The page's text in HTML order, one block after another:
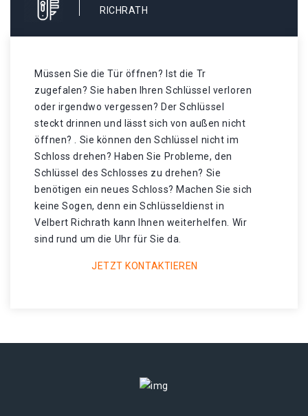
RICHRATH
Müssen Sie die Tür öffnen? Ist die Tr
zugefalen? Sie haben Ihren Schlüssel verloren
oder irgendwo vergessen? Der Schlüssel
steckt drinnen und lässt sich von außen nicht
öffnen? . Sie können den Schlüssel nicht im
Schloss drehen? Haben Sie Probleme, den
Schlüssel des Schlosses zu drehen? Sie
benötigen ein neues Schloss? Machen Sie sich
keine Sogen, denn ein Schlüsseldienst in
Velbert Richrath kann Ihnen weiterhelfen. Wir
sind rund um die Uhr für Sie da.
JETZT KONTAKTIEREN